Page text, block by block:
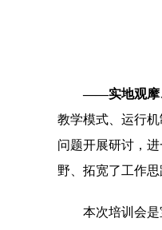
——实地观摩
教学模式、运行
问题开展研讨，
野、拓宽了工作
本次培训会